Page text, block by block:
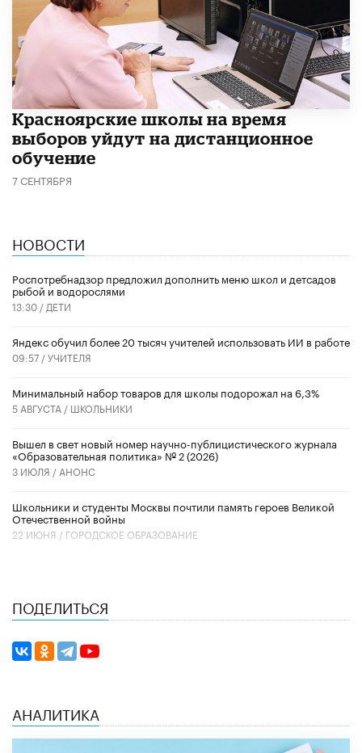
Красноярские школы на время
выборов уйдут на дистанционное
обучение
7 СЕНТЯБРЯ
НОВОСТИ
Роспотребнадзор предложил дополнить меню школ и детсадов
рыбой и водорослями
13:30 / ДЕТИ
​Яндекс обучил более 20 тысяч учителей использовать ИИ в работе
09:57 /УЧИТЕЛЯ
Минимальный набор товаров для школы подорожал на 6,3%
5 АВГУСТА / ШКОЛЬНИКИ
Вышел в свет новый номер научно-публицистического журнала
«Образовательная политика» № 2 (2026)
3 ИЮЛЯ / АНОНС
Школьники и студенты Москвы почтили память героев Великой
Отечественной войны
22 ИЮНЯ / ГОРОДСКОЕ ОБРАЗОВАНИЕ
ПОДЕЛИТЬСЯ
АНАЛИТИКА